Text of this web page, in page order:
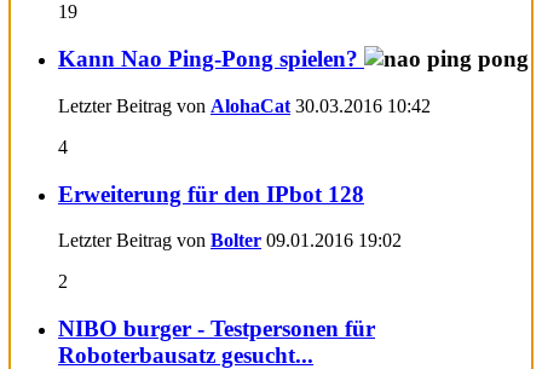
19
Kann Nao Ping-Pong spielen?
Letzter Beitrag von AlohaCat 30.03.2016 10:42
4
Erweiterung für den IPbot 128
Letzter Beitrag von Bolter 09.01.2016 19:02
2
NIBO burger - Testpersonen für
Roboterbausatz gesucht...